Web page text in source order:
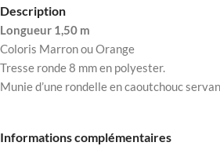
Description
Longueur 1,50 m
Coloris Marron ou Orange
Tresse ronde 8 mm en polyester.
Munie d’une rondelle en caoutchouc
Informations complémentaires